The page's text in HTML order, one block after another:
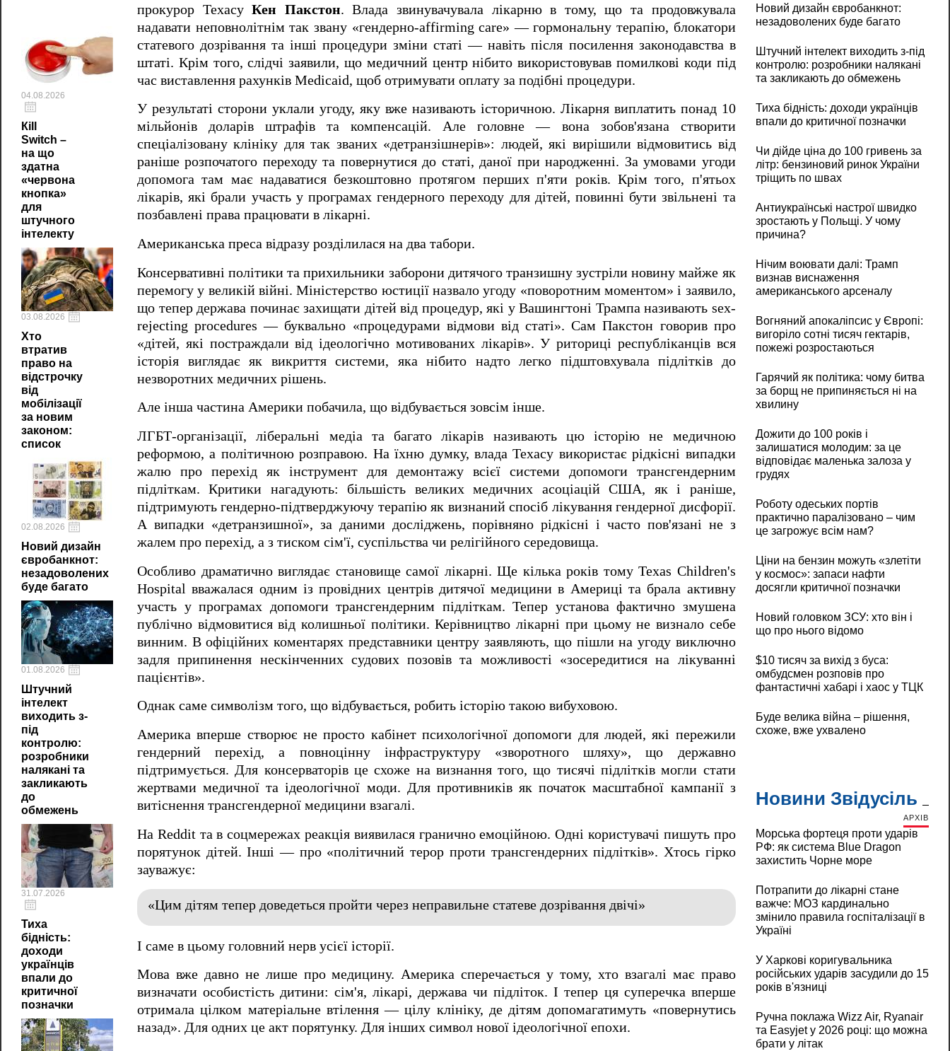
04.08.2026
Кill
Switch –
на що
здатна
«червона
кнопка»
для
штучного
інтелекту
03.08.2026
Хто
втратив
право на
відстрочку
від
мобілізації
за новим
законом:
список
02.08.2026
Новий дизайн
євробанкнот:
незадоволених
буде багато
01.08.2026
Штучний
інтелект
виходить з-
під
контролю:
розробники
налякані та
закликають
до
обмежень
31.07.2026
Тиха
бідність:
доходи
українців
впали до
критичної
позначки
прокурор ТехасуКен Пакстон. Влада звинувачувала лікарню в тому, що та продовжувала
надавати неповнолітнім так звану «гендерно-affirming care» — гормональну терапію, блокатори
статевого дозрівання та інші процедури зміни статі — навіть після посилення законодавства в
штаті. Крім того, слідчі заявили, що медичний центр нібито використовував помилкові коди під
час виставлення рахунків Medicaid, щоб отримувати оплату за подібні процедури.
У результаті сторони уклали угоду, яку вже називають історичною. Лікарня виплатить понад 10
мільйонів доларів штрафів та компенсацій. Але головне — вона зобов'язана створити
спеціалізовану клініку для так званих «детранзішнерів»: людей, які вирішили відмовитись від
раніше розпочатого переходу та повернутися до статі, даної при народженні. За умовами угоди
допомога там має надаватися безкоштовно протягом перших п'яти років. Крім того, п'ятьох
лікарів, які брали участь у програмах гендерного переходу для дітей, повинні бути звільнені та
позбавлені права працювати в лікарні.
Американська преса відразу розділилася на два табори.
Консервативні політики та прихильники заборони дитячого транзишну зустріли новину майже як
перемогу у великій війні. Міністерство юстиції назвало угоду «поворотним моментом» і заявило,
що тепер держава починає захищати дітей від процедур, які у Вашингтоні Трампа називають sex-
rejecting procedures — буквально «процедурами відмови від статі». Сам Пакстон говорив про
«дітей, які постраждали від ідеологічно мотивованих лікарів». У риториці республіканців вся
історія виглядає як викриття системи, яка нібито надто легко підштовхувала підлітків до
незворотних медичних рішень.
Але інша частина Америки побачила, що відбувається зовсім інше.
ЛГБТ-організації, ліберальні медіа та багато лікарів називають цю історію не медичною
реформою, а політичною розправою. На їхню думку, влада Техасу використає рідкісні випадки
жалю про перехід як інструмент для демонтажу всієї системи допомоги трансгендерним
підліткам. Критики нагадують: більшість великих медичних асоціацій США, як і раніше,
підтримують гендерно-підтверджуючу терапію як визнаний спосіб лікування гендерної дисфорії.
А випадки «детранзишної», за даними досліджень, порівняно рідкісні і часто пов'язані не з
жалем про перехід, а з тиском сім'ї, суспільства чи релігійного середовища.
Особливо драматично виглядає становище самої лікарні. Ще кілька років тому Texas Children's
Hospital вважалася одним із провідних центрів дитячої медицини в Америці та брала активну
участь у програмах допомоги трансгендерним підліткам. Тепер установа фактично змушена
публічно відмовитися від колишньої політики. Керівництво лікарні при цьому не визнало себе
винним. В офіційних коментарях представники центру заявляють, що пішли на угоду виключно
задля припинення нескінченних судових позовів та можливості «зосередитися на лікуванні
пацієнтів».
Однак саме символізм того, що відбувається, робить історію такою вибуховою.
Америка вперше створює не просто кабінет психологічної допомоги для людей, які пережили
гендерний перехід, а повноцінну інфраструктуру «зворотного шляху», що державно
підтримується. Для консерваторів це схоже на визнання того, що тисячі підлітків могли стати
жертвами медичної та ідеологічної моди. Для противників як початок масштабної кампанії з
витіснення трансгендерної медицини взагалі.
На Reddit та в соцмережах реакція виявилася гранично емоційною. Одні користувачі пишуть про
порятунок дітей. Інші — про «політичний терор проти трансгендерних підлітків». Хтось гірко
зауважує:
«Цим дітям тепер доведеться пройти через неправильне статеве дозрівання двічі»
І саме в цьому головний нерв усієї історії.
Мова вже давно не лише про медицину. Америка сперечається у тому, хто взагалі має право
визначати особистість дитини: сім'я, лікарі, держава чи підліток. І тепер ця суперечка вперше
отримала цілком матеріальне втілення — цілу клініку, де дітям допомагатимуть «повернутись
назад». Для одних це акт порятунку. Для інших символ нової ідеологічної епохи.
Новий дизайн євробанкнот:
незадоволених буде багато
Штучний інтелект виходить з-під
контролю: розробники налякані
та закликають до обмежень
Тиха бідність: доходи українців
впали до критичної позначки
Чи дійде ціна до 100 гривень за
літр: бензиновий ринок України
тріщить по швах
Антиукраїнські настрої швидко
зростають у Польщі. У чому
причина?
Нічим воювати далі: Трамп
визнав виснаження
американського арсеналу
Вогняний апокаліпсис у Європі:
вигоріло сотні тисяч гектарів,
пожежі розростаються
Гарячий як політика: чому битва
за борщ не припиняється ні на
хвилину
Дожити до 100 років і
залишатися молодим: за це
відповідає маленька залоза у
грудях
Роботу одеських портів
практично паралізовано – чим
це загрожує всім нам?
Ціни на бензин можуть «злетіти
у космос»: запаси нафти
досягли критичної позначки
Новий головком ЗСУ: хто він і
що про нього відомо
$10 тисяч за вихід з буса:
омбудсмен розповів про
фантастичні хабарі і хаос у ТЦК
Буде велика війна – рішення,
схоже, вже ухвалено
Новини Звідусіль
АРХІВ
Морська фортеця проти ударів
РФ: як система Blue Dragon
захистить Чорне море
Потрапити до лікарні стане
важче: МОЗ кардинально
змінило правила госпіталізації в
Україні
У Харкові коригувальника
російських ударів засудили до 15
років в'язниці
Ручна поклажа Wizz Air, Ryanair
та Easyjet у 2026 році: що можна
брати у літак